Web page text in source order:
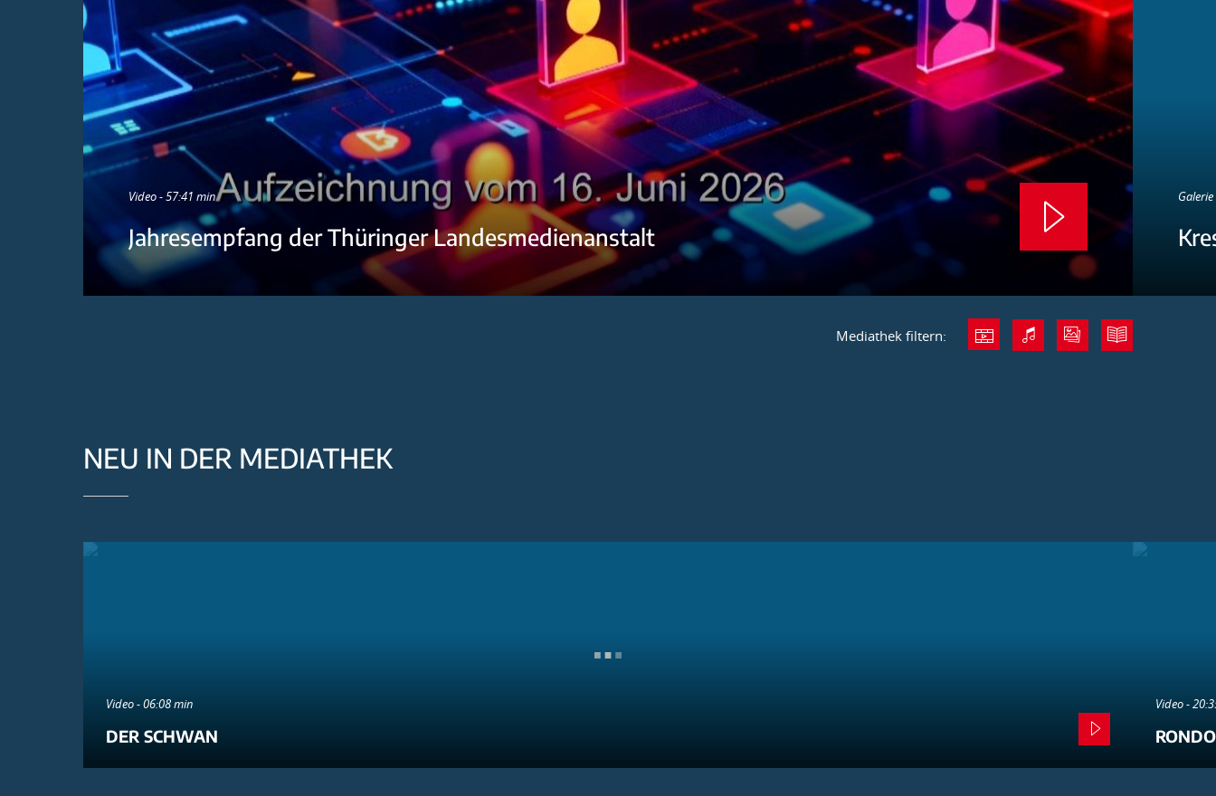
Video - 57:41 min
Jahresempfang der Thüringer Landesmedienanstalt
Mediathek filtern:
NEU IN DER MEDIATHEK
Video - 06:08 min
DER SCHWAN
Video -